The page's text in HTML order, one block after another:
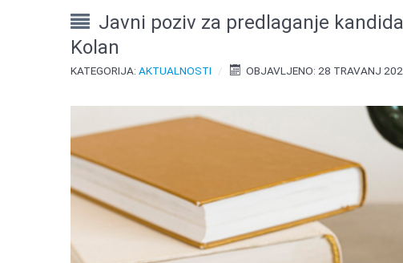
Javni poziv za predlaganje
Kolan
KATEGORIJA:AKTUALNOSTI OBJAVLJENO: 28 TRAVANJ